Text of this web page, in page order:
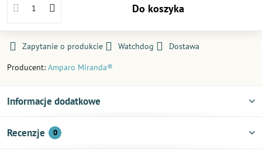
Do koszyka
Zapytanie o produkcie Watchdog
Dostawa
Producent: Amparo Miranda®
Informacje dodatkowe
Recenzje 0